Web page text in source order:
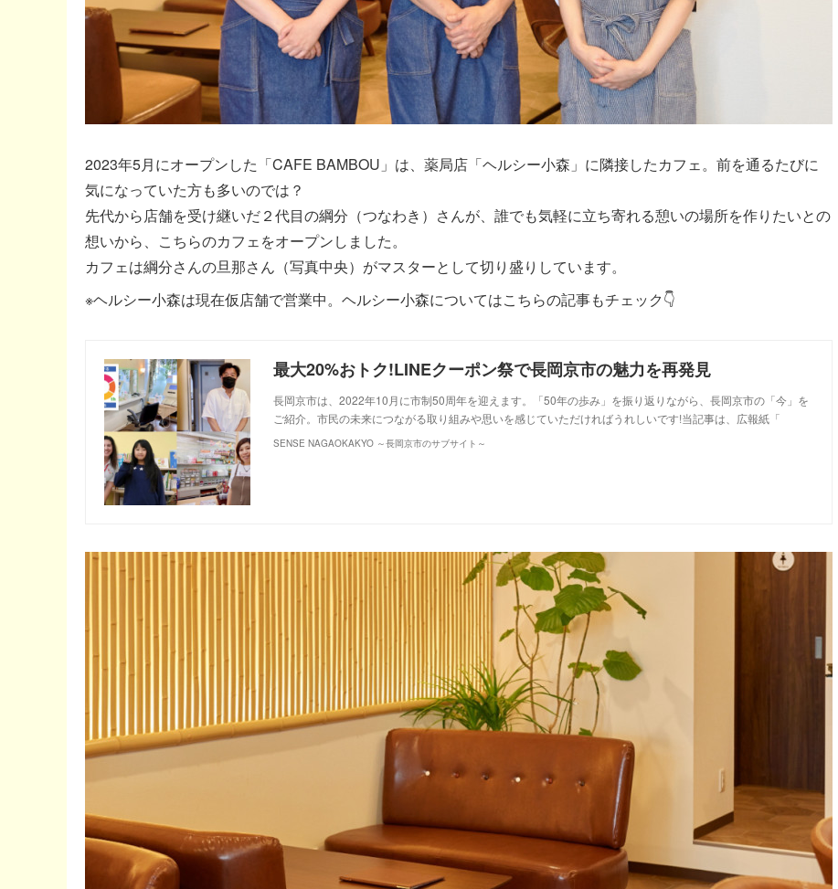
2023年5月にオープンした「CAFE BAMBOU」は、薬局店「ヘルシー小森」に隣接したカフェ。前を通るたびに
気になっていた方も多いのでは？
先代から店舗を受け継いだ２代目の綱分（つなわき）さんが、誰でも気軽に立ち寄れる憩いの場所を作りたいとの
想いから、こちらのカフェをオープンしました。
カフェは綱分さんの旦那さん（写真中央）がマスターとして切り盛りしています。
※ヘルシー小森は現在仮店舗で営業中。ヘルシー小森についてはこちらの記事もチェック👇
最大20%おトク!LINEクーポン祭で長岡京市の魅力を再発見
長岡京市は、2022年10月に市制50周年を迎えます。「50年の歩み」を振り返りながら、長岡京市の「今」を
ご紹介。市民の未来につながる取り組みや思いを感じていただければうれしいです!当記事は、広報紙「
SENSE NAGAOKAKYO ～長岡京市のサブサイト～